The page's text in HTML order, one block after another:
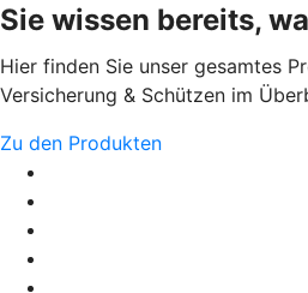
Sie wissen bereits,
Hier finden Sie unser gesamtes
Versicherung & Schützen im
Zu den Produkten